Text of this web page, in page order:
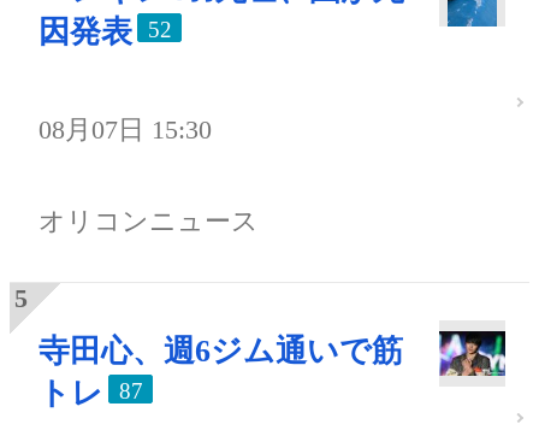
因発表
52
08月07日 15:30
オリコンニュース
寺田心、週6ジム通いで筋
トレ
87